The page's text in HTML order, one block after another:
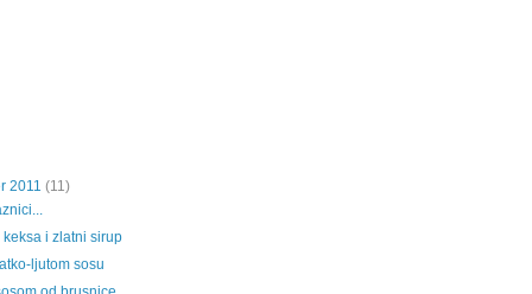
2011 (11)
i zlatni sirup
ljutom sosu